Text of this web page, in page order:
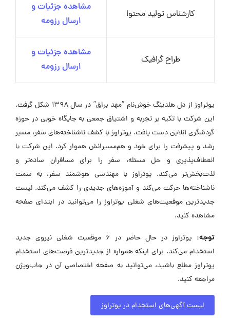
کارشناس تولید محتوا
مشاهده جزئیات و
ارسال رزومه
طراح گرافیک
مشاهده جزئیات و
ارسال رزومه
یوتراوز از دل هلدینگ خوش‌نام “مهد براق” در سال ۱۳۹۸ شکل گرفت.
این شرکت با تکیه بر تجربه و اشتیاق جمعی به جایگاه خوبی در حوزه
گردشگری آنلاین دست یافت. یوتراوز با کشف ناشناخته‌های سفر، مسیر
رشد و پیشرفت را برای خود و هم‌مسیرانش هموار کرد. این شرکت با
انعطاف‌پذیری و حل مسئله، سفر را برای مسافران ساده‌تر و
لذت‌بخش‌تر می‌کند. یوتراوز با مهندسی هوشمند سفر، به سمت
ناشناخته‌ها حرکت می‌کند و آموزه‌های جدیدی را کشف می‌کند. لیست
جدیدترین موقعیت‌های شغلی یوتراوز را می‌توانید در ابتدای صفحه
مشاهده کنید.
توجه:
یوتراوز در حال حاضر در ۶ موقعیت شغلی نیروی جدید
استخدام می‌کند. برای اینکه همواره از جدیدترین فرصت‌های استخدام
یوتراوز مطلع باشید، می‌توانید به صفحه اختصاصی آن در جاب‌ویژن
مراجعه کنید.
لیست آگهی‌های استخدام در یوتراوز